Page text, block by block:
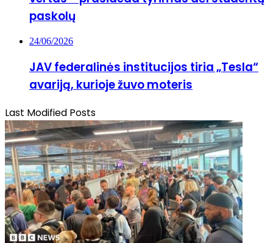
paskolų
24/06/2026
JAV federalinės institucijos tiria „Tesla“
avariją, kurioje žuvo moteris
Last Modified Posts